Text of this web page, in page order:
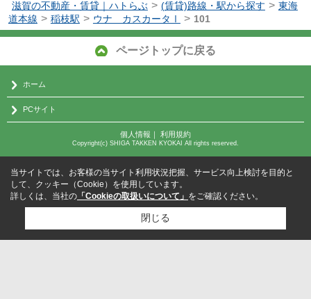
滋賀の不動産・賃貸｜ハトらぶ > (賃貸)路線・駅から探す > 東海
道本線 > 稲枝駅 > ウナ カスカータⅠ > 101
ページトップに戻る
ホーム
PCサイト
個人情報 ｜ 利用規約
Copyright(c) SHIGA TAKKEN KYOKAI All rights reserved.
当サイトでは、お客様の当サイト利用状況把握、サービス向上検討を目的と
して、クッキー（Cookie）を使用しています。
詳しくは、当社の 「Cookieの取扱いについて」 をご確認ください。
閉じる